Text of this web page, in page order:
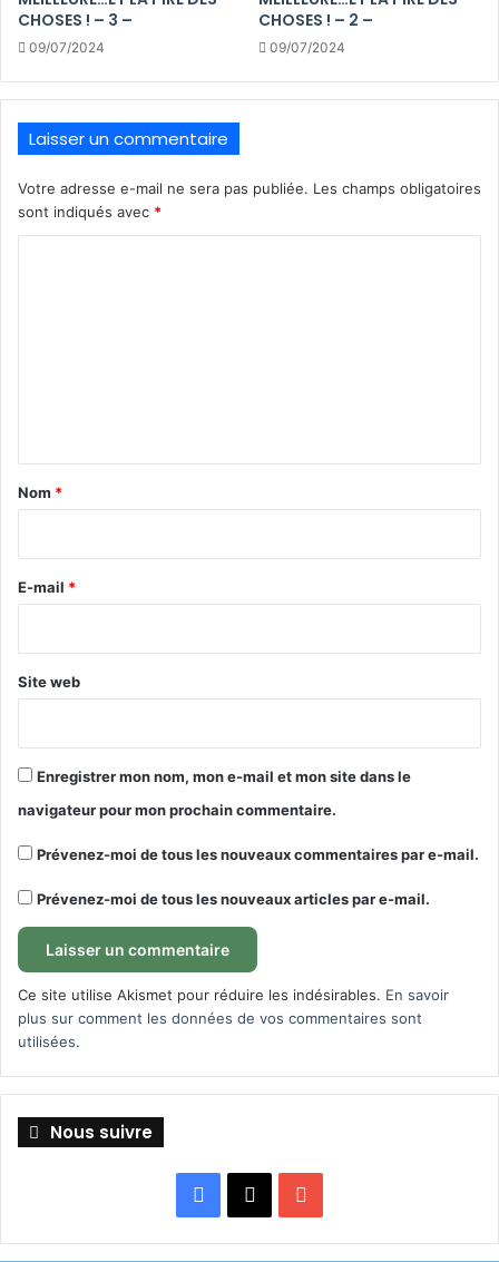
CHOSES ! – 3 –
09/07/2024
CHOSES ! – 2 –
09/07/2024
Laisser un commentaire
Votre adresse e-mail ne sera pas publiée. Les champs obligatoires
sont indiqués avec *
a
e
Nom *
E-mail *
Site web
Enregistrer mon nom, mon e-mail et mon site dans le
navigateur pour mon prochain commentaire.
Prévenez-moi de tous les nouveaux commentaires par e-mail.
Prévenez-moi de tous les nouveaux articles par e-mail.
Ce site utilise Akismet pour réduire les indésirables. En savoir
plus sur comment les données de vos commentaires sont
utilisées.
Nous suivre
Facebook
X